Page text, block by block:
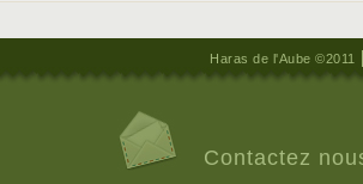
Haras de l'Aube ©2011
Contactez